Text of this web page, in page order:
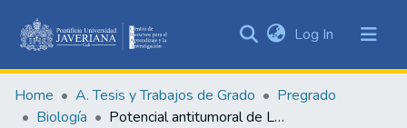
&
Collections
Log In (current)
Home A. Tesis y Trabajos de Grado
Pregrado
Biología
Potencial antitumoral de Lansbermin-II, una toxina aislada del veneno de Porthidium lansbergii lansbergii